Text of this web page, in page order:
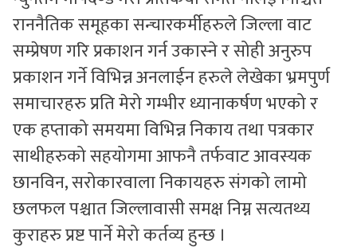
राननैतिक समूहका सन्चारकर्मीहरुले जिल्ला वाट
सम्प्रेषण गरि प्रकाशन गर्न उकास्ने र सोही अनुरुप
प्रकाशन गर्ने विभिन्न अनलाईन हरुले लेखेका भ्रमपुर्ण
समाचारहरु प्रति मेरो गम्भीर ध्यानाकर्षण भएको र
एक हप्ताको समयमा विभिन्न निकाय तथा पत्रकार
साथीहरुको सहयोगमा आफनै तर्फवाट आवस्यक
छानविन, सरोकारवाला निकायहरु संगको लामो
छलफल पश्चात जिल्लावासी समक्ष निम्न सत्यतथ्य
कुराहरु प्रष्ट पार्ने मेरो कर्तव्य हुन्छ ।